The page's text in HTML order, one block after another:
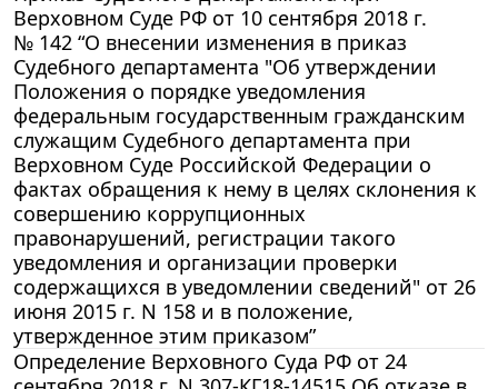
Верховном Суде РФ от 10 сентября 2018 г.
№ 142 “О внесении изменения в приказ
Судебного департамента "Об утверждении
Положения о порядке уведомления
федеральным государственным гражданским
служащим Судебного департамента при
Верховном Суде Российской Федерации о
фактах обращения к нему в целях склонения к
совершению коррупционных
правонарушений, регистрации такого
уведомления и организации проверки
содержащихся в уведомлении сведений" от 26
июня 2015 г. N 158 и в положение,
утвержденное этим приказом”
Определение Верховного Суда РФ от 24